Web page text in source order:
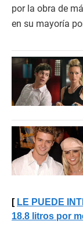
por la obra de
en su mayoría
LE PUEDE
18.8 litros por